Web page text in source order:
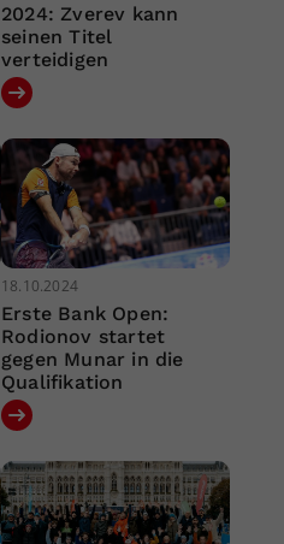
2024: Zverev kann
seinen Titel
verteidigen
18.10.2024
Erste Bank Open:
Rodionov startet
gegen Munar in die
Qualifikation